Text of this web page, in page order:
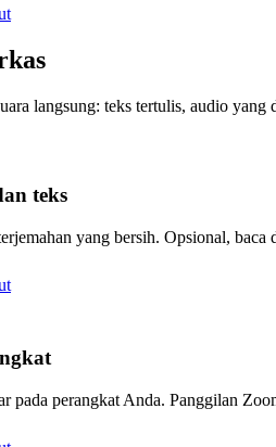
langsung: teks tertulis, audio yang
teks
yang bersih. Opsional, baca
pada perangkat Anda. Panggilan